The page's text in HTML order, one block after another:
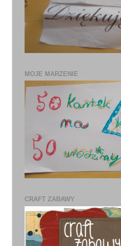
MOJE MARZENIE
CRAFT ZABAWY